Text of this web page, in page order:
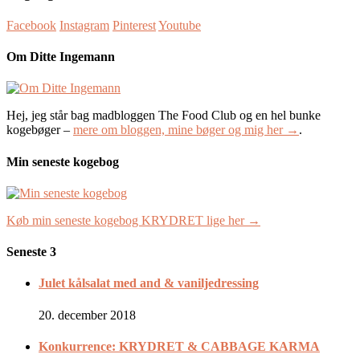
Facebook Instagram PinterestYoutube
Om Ditte Ingemann
Hej, jeg står bag madbloggen The Food Club og en hel bunke
kogebøger – mere om bloggen, mine bøger og mig her → .
Min seneste kogebog
Køb min seneste kogebog KRYDRET lige her →
Seneste 3
Julet kålsalat med and & vaniljedressing
20. december 2018
Konkurrence: KRYDRET & CABBAGE KARMA